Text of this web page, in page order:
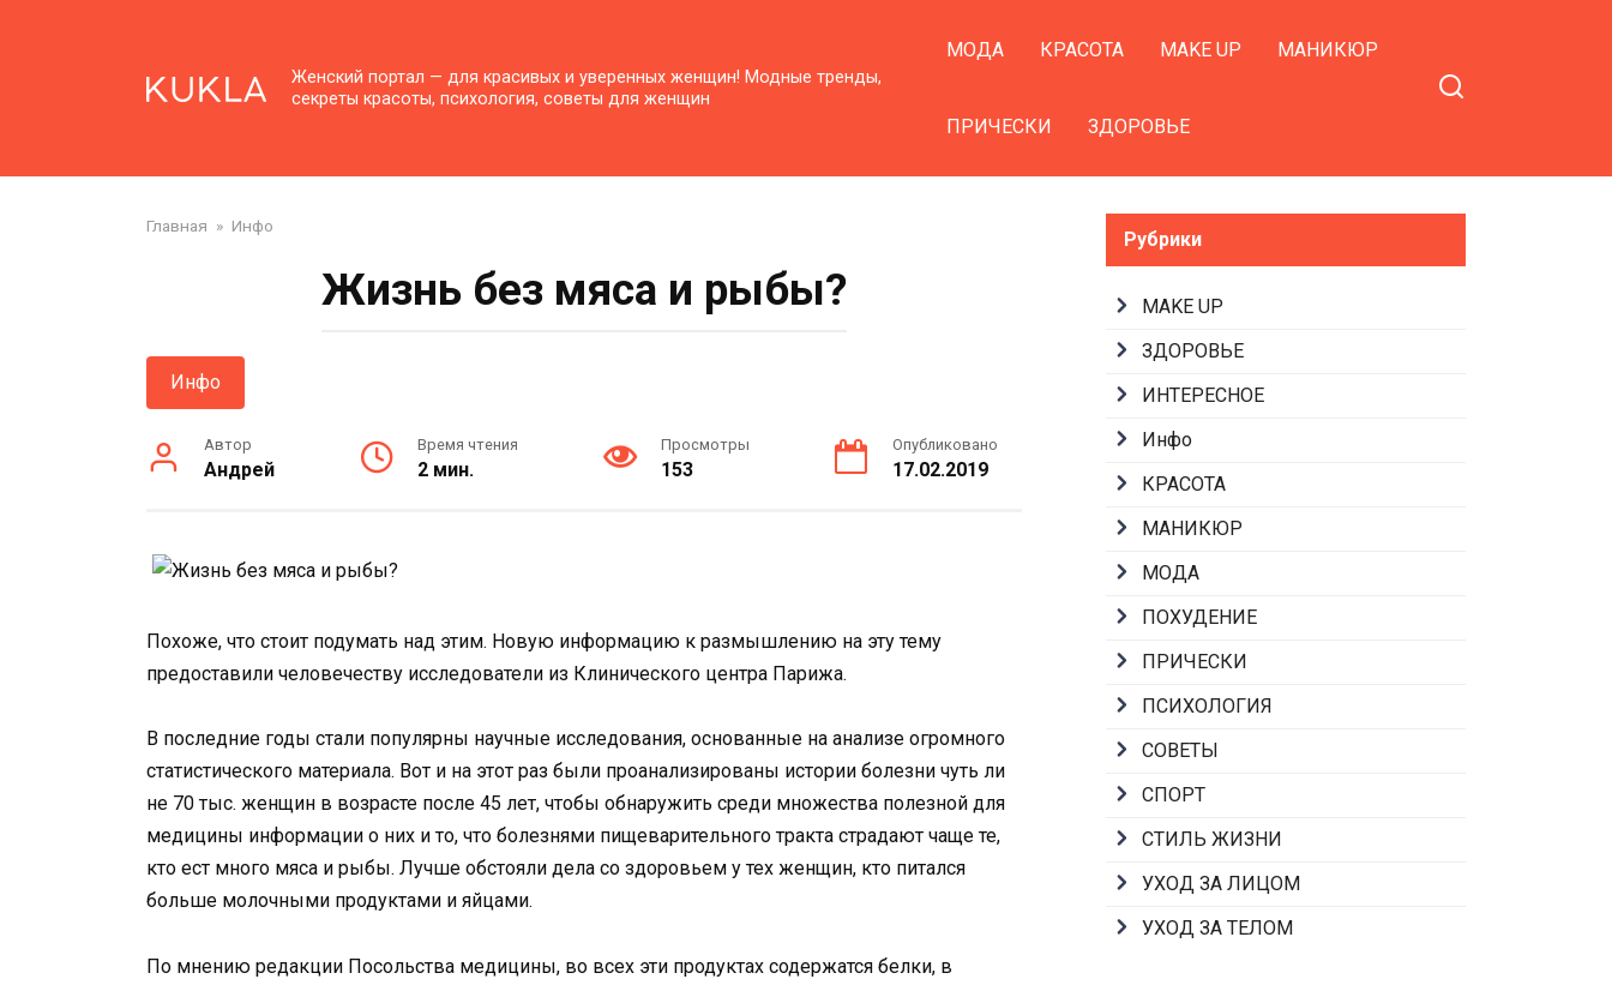
Женский портал — для красивых и уверенных женщин! Модные тренды,
секреты красоты, психология, советы для женщин
МОДА КРАСОТА MAKE UP МАНИКЮР
ПРИЧЕСКИ ЗДОРОВЬЕ
Главная » Инфо
Жизнь без мяса и рыбы?
Инфо
Автор
Андрей
Время чтения
2 мин.
Просмотры
153
Опубликовано
17.02.2019
Похоже, что стоит подумать над этим. Новую информацию к размышлению на эту тему
предоставили человечеству исследователи из Клинического центра Парижа.
В последние годы стали популярны научные исследования, основанные на анализе огромного
статистического материала. Вот и на этот раз были проанализированы истории болезни чуть ли
не 70 тыс. женщин в возрасте после 45 лет, чтобы обнаружить среди множества полезной для
медицины информации о них и то, что болезнями пищеварительного тракта страдают чаще те,
кто ест много мяса и рыбы. Лучше обстояли дела со здоровьем у тех женщин, кто питался
больше молочными продуктами и яйцами.
По мнению редакции Посольства медицины, во всех эти продуктах содержатся белки, в
Рубрики
MAKE UP
ЗДОРОВЬЕ
ИНТЕРЕСНОЕ
Инфо
КРАСОТА
МАНИКЮР
МОДА
ПОХУДЕНИЕ
ПРИЧЕСКИ
ПСИХОЛОГИЯ
СОВЕТЫ
СПОРТ
СТИЛЬ ЖИЗНИ
УХОД ЗА ЛИЦОМ
УХОД ЗА ТЕЛОМ